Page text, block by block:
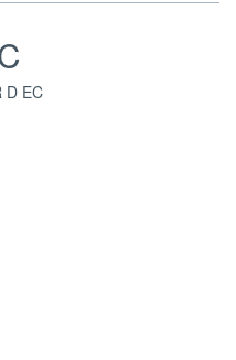
D EC